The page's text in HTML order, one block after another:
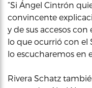
“Si Ángel Cintrón
convincente
y de sus accesos
lo que ocurrió con el
lo escucharemos en
Rivera Schatz